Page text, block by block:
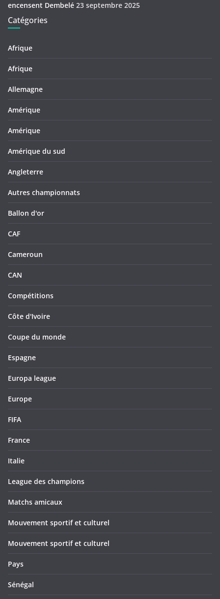
encensent Dembelé 23 septembre 2025
Catégories
Afrique
Afrique
Allemagne
Amérique
Amérique
Amérique du sud
Angleterre
Autres championnats
Ballon d'or
CAF
Cameroun
CAN
Compétitions
Côte d'Ivoire
Coupe du monde
Espagne
Europa league
Europe
FIFA
France
Italie
League des champions
Matchs amicaux
Mouvement sportif et culturel
Mouvement sportif et culturel
Pays
Sénégal